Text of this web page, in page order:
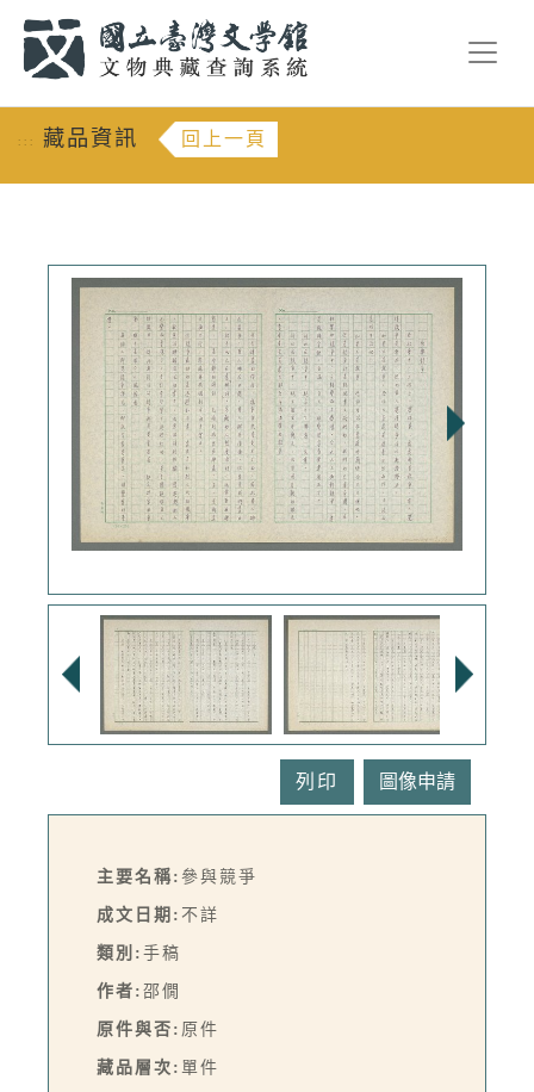
::: 藏品資訊 回上一頁
列印
主要名稱: 參與競爭
成文日期: 不詳
類別: 手稿
作者: 邵僩
原件與否: 原件
藏品層次: 單件